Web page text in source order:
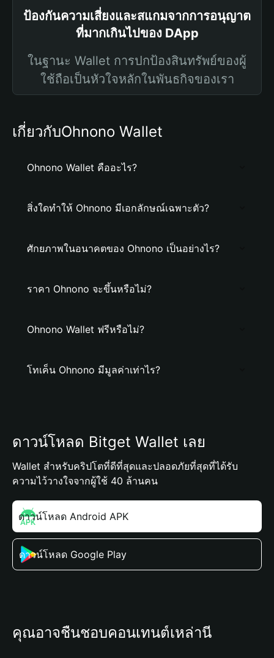
ป้องกันความเสี่ยงและสแกมจากการอนุญาต
ที่มากเกินไปของ DApp
ในฐานะ Wallet การปกป้องสินทรัพย์ของผู้
ใช้ถือเป็นหัวใจหลักในพันธกิจของเรา
เกี่ยวกับOhnono Wallet
Ohnono Wallet คืออะไร?
สิ่งใดทำให้ Ohnono มีเอกลักษณ์เฉพาะตัว?
ศักยภาพในอนาคตของ Ohnono เป็นอย่างไร?
ราคา Ohnono จะขึ้นหรือไม่?
Ohnono Wallet ฟรีหรือไม่?
โทเค็น Ohnono มีมูลค่าเท่าไร?
ดาวน์โหลด Bitget Wallet เลย
Wallet สำหรับคริปโตที่ดีที่สุดและปลอดภัยที่สุดที่ได้รับ
ความไว้วางใจจากผู้ใช้ 40 ล้านคน
ดาวน์โหลด Android APK
ดาวน์โหลด Google Play
คุณอาจชื่นชอบคอนเทนต์เหล่านี้